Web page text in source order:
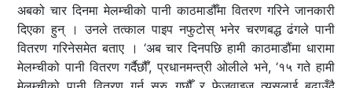
अबको चार दिनमा मेलम्चीको पानी काठमाडौँमा वितरण गरिने जानकारी
दिएका हुन् । उनले तत्काल पाइप नफुटोस् भनेर चरणबद्ध ढंगले पानी
वितरण गरिनेसमेत बताए । ‘अब चार दिनपछि हामी काठमाडौंमा धारामा
मेलम्चीको पानी वितरण गर्दैछौँ’, प्रधानमन्त्री ओलीले भने, ‘१५ गते हामी